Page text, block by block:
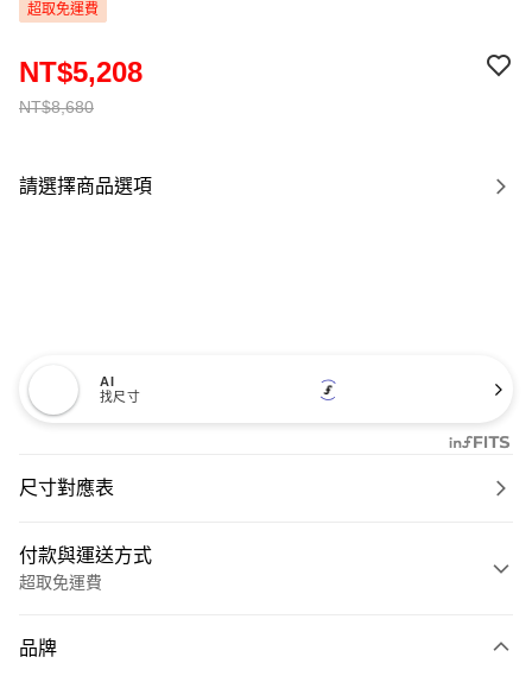
超取免運費
NT$8,680
NT$5,208
請選擇商品選項
AI
找尺寸
尺寸對應表
付款與運送方式
超取免運費
信用卡一次付款
品牌